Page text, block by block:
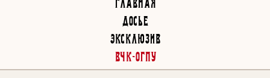
Главная
Досье
Эксклюзив
ВЧК-ОГПУ